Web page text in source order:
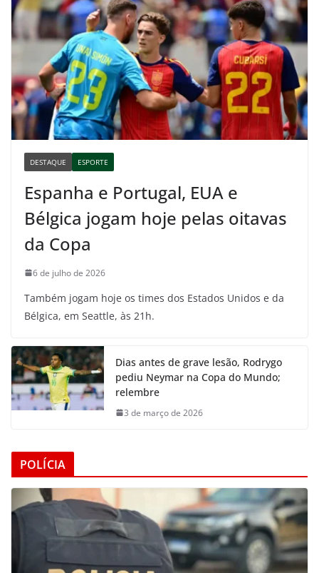
DESTAQUE ESPORTE
Espanha e Portugal, EUA e
Bélgica jogam hoje pelas oitavas
da Copa
6 de julho de 2026
Também jogam hoje os times dos Estados Unidos e da
Bélgica, em Seattle, às 21h.
Dias antes de grave lesão, Rodrygo
pediu Neymar na Copa do Mundo;
relembre
3 de março de 2026
POLÍCIA